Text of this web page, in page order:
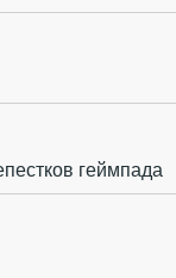
геймпада